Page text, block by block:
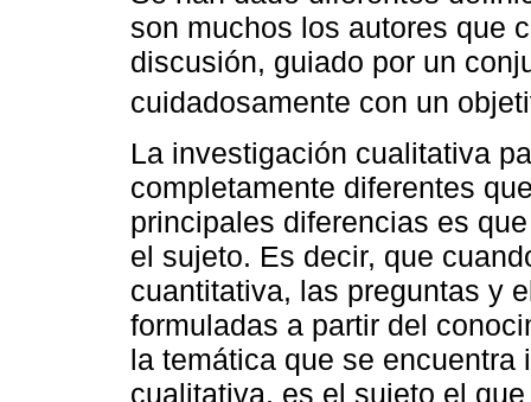
son muchos los autores que
discusión, guiado por un
cuidadosamente con un
La investigación cualitativa
completamente diferentes
principales diferencias es
el sujeto. Es decir, que
cuantitativa, las preguntas y
formuladas a partir del
la temática que se
cualitativa, es el sujeto el